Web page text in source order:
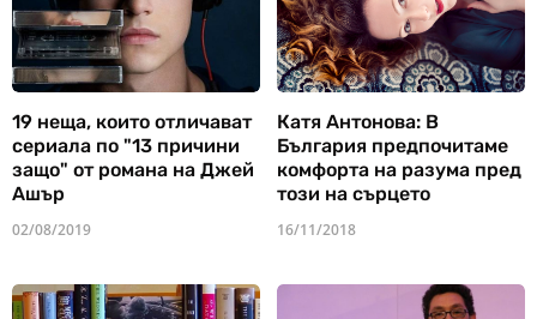
19 неща, които отличават
сериала по "13 причини
защо" от романа на Джей
Ашър
02/08/2019
Катя Антонова: В
България предпочитаме
комфорта на разума пред
този на сърцето
16/11/2018